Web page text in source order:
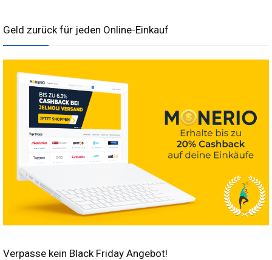
Geld zurück für jeden Online-Einkauf
Verpasse kein Black Friday Angebot!